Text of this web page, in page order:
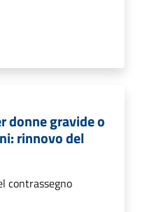
donne gravide o
rinnovo del
contrassegno